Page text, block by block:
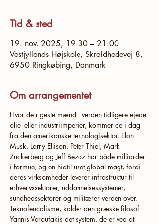
Tid & sted
19. nov. 2025, 19.30 – 21.00
Vestjyllands Højskole, Skraldhedevej 8,
6950 Ringkøbing, Danmark
Om arrangementet
Hvor de rigeste mænd i verden tidligere ejede
olie- eller industriimperier, kommer de i dag
fra den amerikanske teknologisektor. Elon
Musk, Larry Ellison, Peter Thiel, Mark
Zuckerberg og Jeff Bezoz har både milliarder
i formue, og en hidtil uset global magt, fordi
deres virksomheder leverer infrastruktur til
erhvervssektorer, uddannelsessystemer,
sundhedssektorer og militærer verden over.
Teknofeudalisme, kalder den græske filosof
Yannis Varoufakis det system, de er ved at